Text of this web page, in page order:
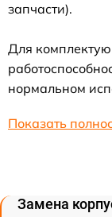
запчасти).
Для
нормальном
Показать
Замена